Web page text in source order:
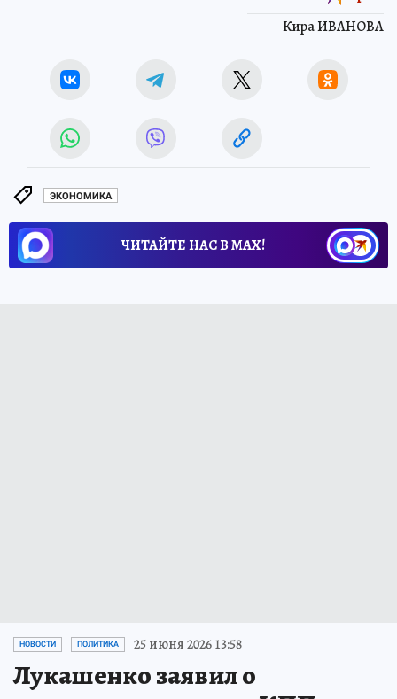
Кира ИВАНОВА
ЭКОНОМИКА
ЧИТАЙТЕ НАС В МАХ!
НОВОСТИ ПОЛИТИКА 25 июня 2026 13:58
Лукашенко заявил о